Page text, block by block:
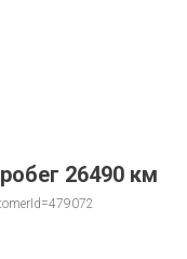
26490 км